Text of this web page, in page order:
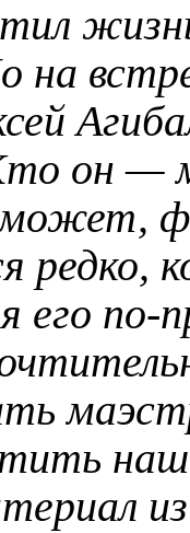
на
он —
редко,
его